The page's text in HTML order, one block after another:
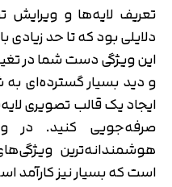
تعریف لایه‌ها و ویرایش
دلایلی بود که تا حد
این ویژگی دست شما در
و دید بسیار گسترده‌ای
ایجاد یک قالب تصویری
صرفه‌جویی کنید. در
هوشمندانه‌ترین
است که بسیار نیز کارآمد